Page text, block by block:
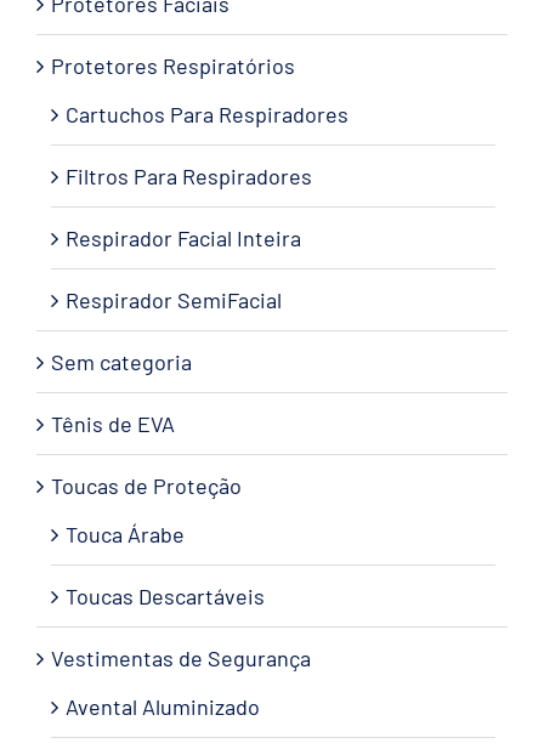
Protetores Respiratórios
Cartuchos Para Respiradores
Filtros Para Respiradores
Respirador Facial Inteira
Respirador SemiFacial
Sem categoria
Tênis de EVA
Toucas de Proteção
Touca Árabe
Toucas Descartáveis
Vestimentas de Segurança
Avental Aluminizado